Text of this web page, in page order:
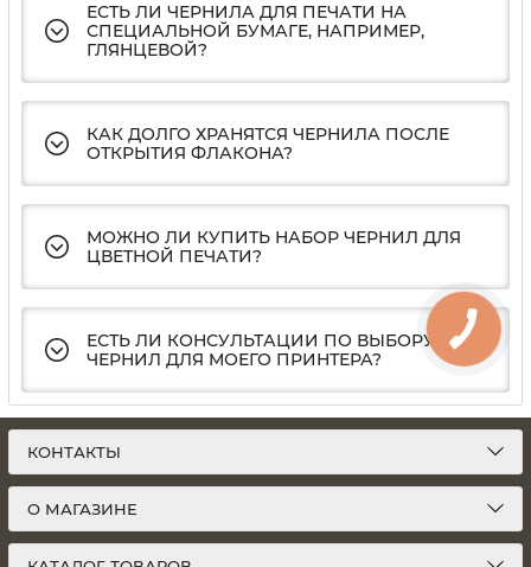
ЕСТЬ ЛИ ЧЕРНИЛА ДЛЯ ПЕЧАТИ НА
СПЕЦИАЛЬНОЙ БУМАГЕ, НАПРИМЕР,
ГЛЯНЦЕВОЙ?
КАК ДОЛГО ХРАНЯТСЯ ЧЕРНИЛА ПОСЛЕ
ОТКРЫТИЯ ФЛАКОНА?
МОЖНО ЛИ КУПИТЬ НАБОР ЧЕРНИЛ ДЛЯ
ЦВЕТНОЙ ПЕЧАТИ?
ЕСТЬ ЛИ КОНСУЛЬТАЦИИ ПО ВЫБОРУ
ЧЕРНИЛ ДЛЯ МОЕГО ПРИНТЕРА?
КОНТАКТЫ
О МАГАЗИНЕ